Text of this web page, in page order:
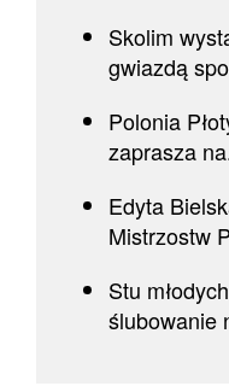
Skolim
gwiazdą
Polonia
zaprasza
Edyta
Mistrzostw
Stu
ślubowanie